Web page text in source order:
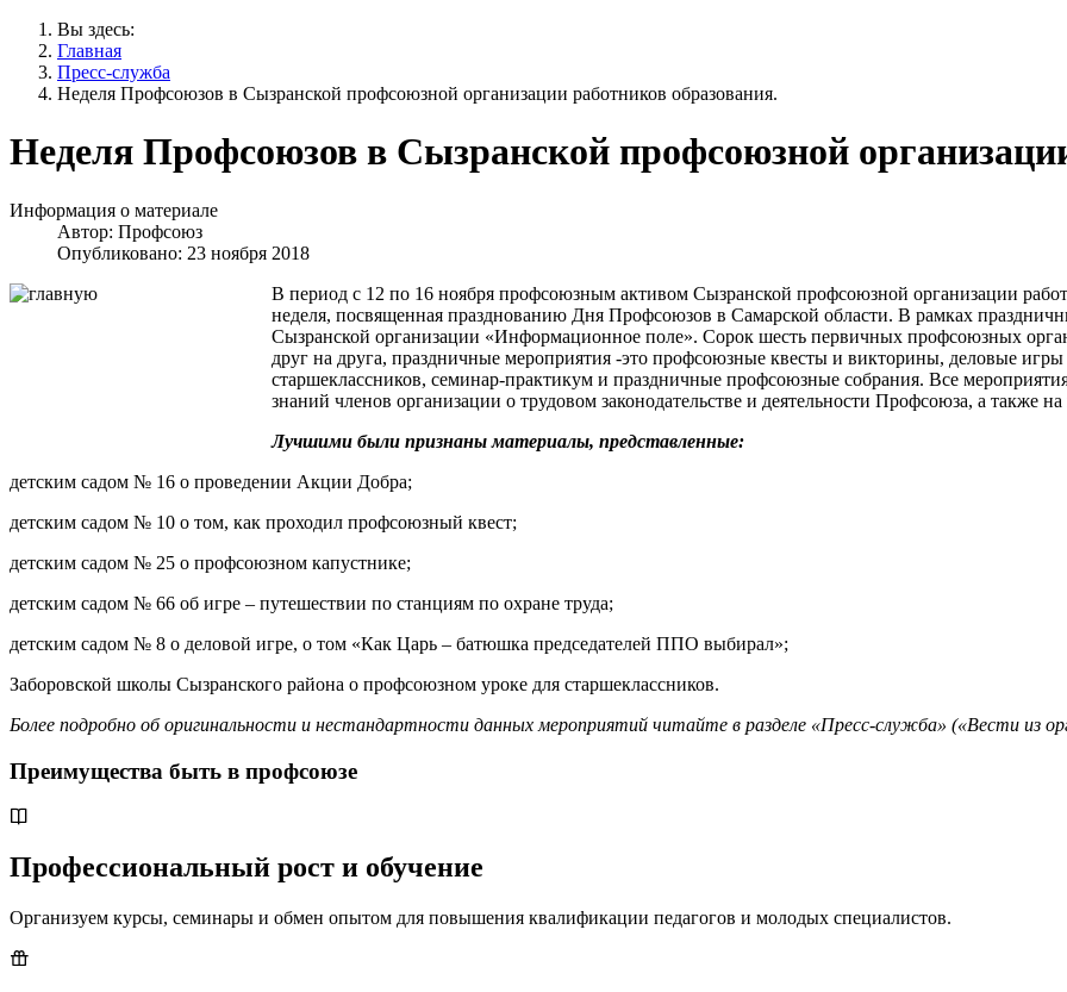
Вы здесь:
Главная
Пресс-служба
Неделя Профсоюзов в Сызранской профсоюзной организации работников образования.
Неделя Профсоюзов в Сызранской профсоюзной
Информация о материале
Автор: Профсоюз
Опубликовано: 23 ноября 2018
В период с 12 по 16 ноября профсоюзным активом Сызранской профсоюзной организации
неделя, посвященная празднованию Дня Профсоюзов в Самарской области. В рамках
Сызранской организации «Информационное поле». Сорок шесть первичных профсоюзных
друг на друга, праздничные мероприятия -это профсоюзные квесты и викторины, деловые
старшеклассников, семинар-практикум и праздничные профсоюзные собрания. Все
знаний членов организации о трудовом законодательстве и деятельности Профсоюза, а также
Лучшими были признаны материалы, представленные:
детским садом № 16 о проведении Акции Добра;
детским садом № 10 о том, как проходил профсоюзный квест;
детским садом № 25 о профсоюзном капустнике;
детским садом № 66 об игре – путешествии по станциям по охране труда;
детским садом № 8 о деловой игре, о том «Как Царь – батюшка председателей ППО выбирал»;
Заборовской школы Сызранского района о профсоюзном уроке для старшеклассников.
Более подробно об оригинальности и нестандартности данных мероприятий читайте в разделе «Пресс-служба» («Вести из
Преимущества быть в профсоюзе
Профессиональный рост и обучение
Организуем курсы, семинары и обмен опытом для повышения квалификации педагогов и молодых специалистов.